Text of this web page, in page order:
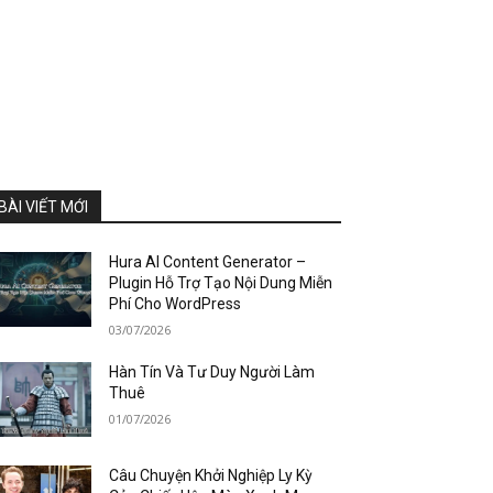
VIẾT MỚI
Hura AI Content Generator –
Plugin Hỗ Trợ Tạo Nội Dung Miễn
Phí Cho WordPress
03/07/2026
Hàn Tín Và Tư Duy Người Làm
Thuê
01/07/2026
Câu Chuyện Khởi Nghiệp Ly Kỳ